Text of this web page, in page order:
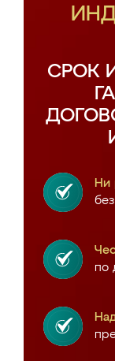
СРОК
Ни
по